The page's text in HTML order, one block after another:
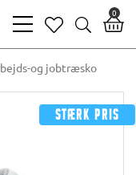
bars
light
heart
search
0
og jobtræsko
Stærk pris